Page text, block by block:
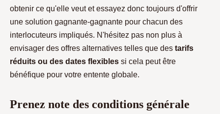
obtenir ce qu'elle veut et essayez donc toujours d'offrir
une solution gagnante-gagnante pour chacun des
interlocuteurs impliqués. N'hésitez pas non plus à
envisager des offres alternatives telles que des tarifs
réduits ou des dates flexibles si cela peut être
bénéfique pour votre entente globale.
Prenez note des conditions générale